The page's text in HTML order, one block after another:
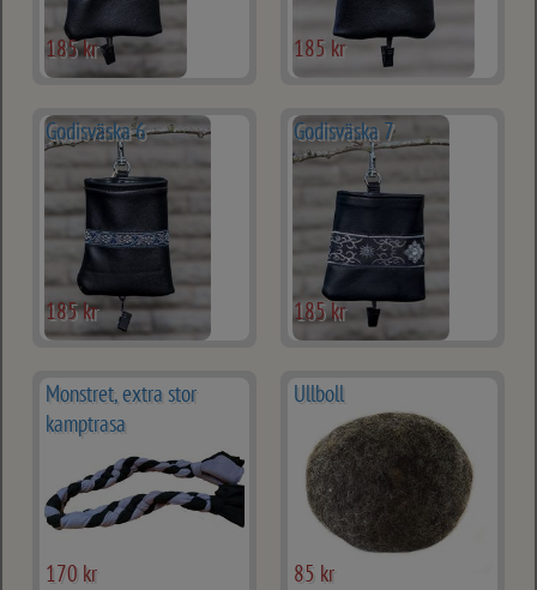
185 kr 185 kr
Godisväska 6
185 kr
Godisväska 7
185 kr
Monstret, extra stor
kamptrasa
170 kr
Ullboll
85 kr